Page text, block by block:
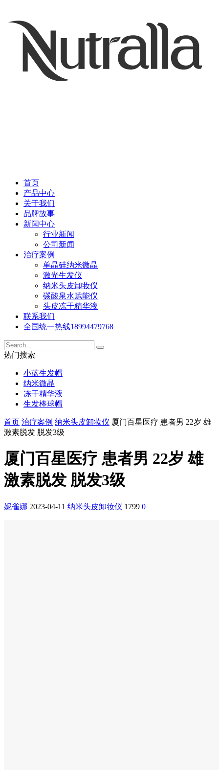
首页
产品中心
关于我们
品牌故事
新闻中心
行业新闻
公司新闻
治疗案例
单晶硅纳米微晶
激光生发仪
纳米头皮卸妆仪
碳酸泉水赋能仪
头皮冻干精华液
联系我们
全国统一热线18994479768
热门搜索
小蓝生发帽
纳米微晶
冻干精华液
生发棒球帽
首页 治疗案例 纳米头皮卸妆仪 厦门百星医疗 患者男 22岁 雄
激素脱发 脱发3级
厦门百星医疗 患者男 22岁 雄
激素脱发 脱发3级
妮雀娜 2023-04-11 纳米头皮卸妆仪 1799 0